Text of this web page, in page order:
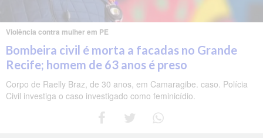
Violência contra mulher em PE
Bombeira civil é morta a facadas no Grande
Recife; homem de 63 anos é preso
Corpo de Raelly Braz, de 30 anos, em Camaragibe. caso. Polícia
Civil investiga o caso investigado como feminicídio.